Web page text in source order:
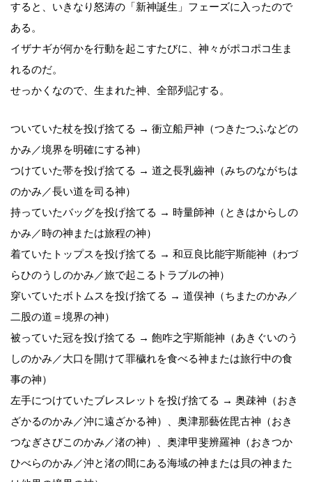
すると、いきなり怒涛の「新神誕生」フェーズに入ったので
ある。
イザナギが何かを行動を起こすたびに、神々がポコポコ生ま
れるのだ。
せっかくなので、生まれた神、全部列記する。
ついていた杖を投げ捨てる → 衝立船戸神（つきたつふなどの
かみ／境界を明確にする神）
つけていた帯を投げ捨てる → 道之長乳齒神（みちのながちは
のかみ／長い道を司る神）
持っていたバッグを投げ捨てる → 時量師神（ときはからしの
かみ／時の神または旅程の神）
着ていたトップスを投げ捨てる → 和豆良比能宇斯能神（わづ
らひのうしのかみ／旅で起こるトラブルの神）
穿いていたボトムスを投げ捨てる → 道俣神（ちまたのかみ／
二股の道＝境界の神）
被っていた冠を投げ捨てる → 飽咋之宇斯能神（あきぐいのう
しのかみ／大口を開けて罪穢れを食べる神または旅行中の食
事の神）
左手につけていたブレスレットを投げ捨てる → 奥疎神（おき
ざかるのかみ／沖に遠ざかる神）、奥津那藝佐毘古神（おき
つなぎさびこのかみ／渚の神）、奥津甲斐辨羅神（おきつか
ひべらのかみ／沖と渚の間にある海域の神または貝の神また